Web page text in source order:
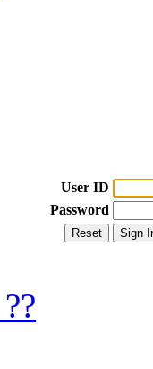
User ID
Password